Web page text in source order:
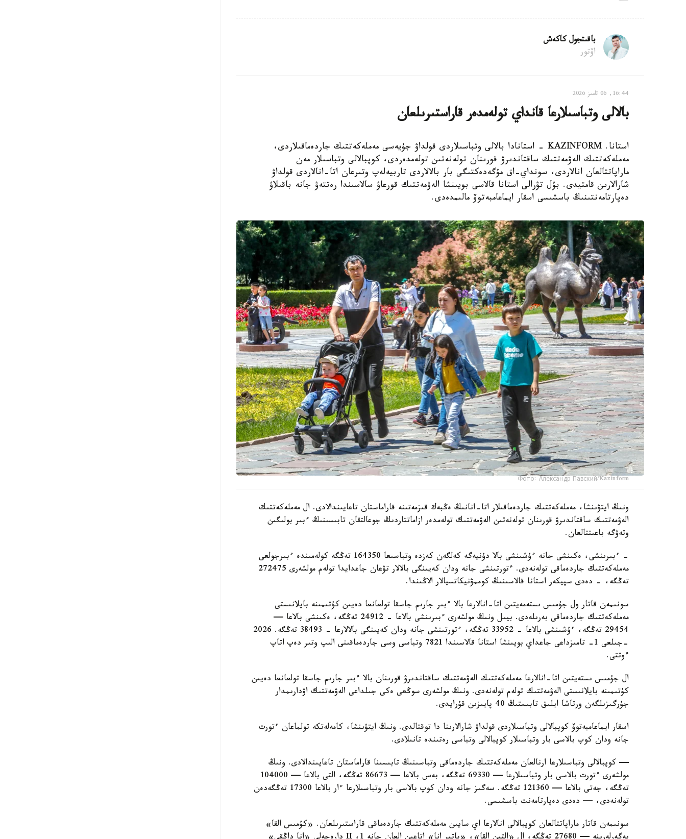
باقىتجول كاكەش
اۆتور
16:44, 06 تامىز 2026
بالالى وتباسىلارعا قانداي تولەمدەر قاراستىرىلعان
استانا. KAZINFORM - استانادا بالالى وتباسىلاردى قولداۋ جۇيەسى مەملەكەتتىك جاردەماقىلاردى،
مەملەكەتتىك الەۋمەتتىك ساقتاندىرۋ قورىنان تولەنەتىن تولەمدەردى، كوپبالالى وتباسىلار مەن
ماراپاتتالعان انالاردى، سونداي-اق مۇگەدەكتىگى بار بالالاردى تاربيەلەپ وتىرعان اتا-انالاردى قولداۋ
شارالارىن قامتيدى. بۇل تۋرالى استانا قالاسى بويىنشا الەۋمەتتىك قورعاۋ سالاسىندا رەتتەۋ جانە باقىلاۋ
دەپارتامەنتىنىڭ باسشىسى اسقار ايماعامبەتوۆ مالىمدەدى.
Фото: Александр Павский/Kazinform
ونىڭ ايتۋىنشا، مەملەكەتتىك جاردەماقىلار اتا-انانىڭ ەڭبەك قىزمەتىنە قاراماستان تاعايىندالادى. ال مەملەكەتتىك
الەۋمەتتىك ساقتاندىرۋ قورىنان تولەنەتىن الەۋمەتتىك تولەمدەر ازاماتتاردىڭ جوعالتقان تابىسىنىڭ ءبىر بولىگىن
وتەۋگە باعىتتالعان.
- ءبىرىنشى، ەكىنشى جانە ءۇشىنشى بالا دۇنيەگە كەلگەن كەزدە وتباسىعا 164350 تەڭگە كولەمىندە ءبىرجولعى
مەملەكەتتىك جاردەماقى تولەنەدى. ءتورتىنشى جانە ودان كەيىنگى بالالار تۋعان جاعدايدا تولەم مولشەرى 272475
تەڭگە، - دەدى سپيكەر استانا قالاسىنىڭ كوممۋنيكاتسيالار الاڭىندا.
سونىمەن قاتار ول جۇمىس ىستەمەيتىن اتا-انالارعا بالا ءبىر جارىم جاسقا تولعانعا دەيىن كۇتىمىنە بايلانىستى
مەملەكەتتىك جاردەماقى بەرىلەدى. بيىل ونىڭ مولشەرى ءبىرىنشى بالاعا - 24912 تەڭگە، ەكىنشى بالاعا —
29454 تەڭگە، ءۇشىنشى بالاعا - 33952 تەڭگە، ءتورتىنشى جانە ودان كەيىنگى بالالارعا - 38493 تەڭگە. 2026
-جىلعى 1- تامىزداعى جاعداي بويىنشا استانا قالاسىندا 7821 وتباسى وسى جاردەماقىنى الىپ وتىر دەپ اتاپ
ءوتتى.
ال جۇمىس ىستەيتىن اتا-انالارعا مەملەكەتتىك الەۋمەتتىك ساقتاندىرۋ قورىنان بالا ءبىر جارىم جاسقا تولعانعا دەيىن
كۇتىمىنە بايلانىستى الەۋمەتتىك تولەم تولەنەدى. ونىڭ مولشەرى سوڭعى ەكى جىلداعى الەۋمەتتىك اۋدارىمدار
جۇرگىزىلگەن ورتاشا ايلىق تابىستىڭ 40 پايىزىن قۇرايدى.
اسقار ايماعامبەتوۆ كوپبالالى وتباسىلاردى قولداۋ شارالارىنا دا توقتالدى. ونىڭ ايتۋىنشا، كامەلەتكە تولماعان ءتورت
جانە ودان كوپ بالاسى بار وتباسىلار كوپبالالى وتباسى رەتىندە تانىلادى.
— كوپبالالى وتباسىلارعا ارنالعان مەملەكەتتىك جاردەماقى وتباسىنىڭ تابىسىنا قاراماستان تاعايىندالادى. ونىڭ
مولشەرى ءتورت بالاسى بار وتباسىلارعا — 69330 تەڭگە، بەس بالاعا — 86673 تەڭگە، التى بالاعا — 104000
تەڭگە، جەتى بالاعا — 121360 تەڭگە. سەگىز جانە ودان كوپ بالاسى بار وتباسىلارعا ءار بالاعا 17300 تەڭگەدەن
تولەنەدى، — دەدى دەپارتامەنت باسشىسى.
سونىمەن قاتار ماراپاتتالعان كوپبالالى انالارعا اي سايىن مەملەكەتتىك جاردەماقى قاراستىرىلعان. «كۇمىس القا»